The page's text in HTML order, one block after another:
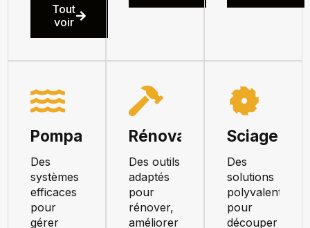
Tout
voir
Pompage
Des
systèmes
efficaces
pour
gérer
Rénovation
Des outils
adaptés
pour
rénover,
améliorer
Sciage
Des
solutions
polyvalentes
pour
découper